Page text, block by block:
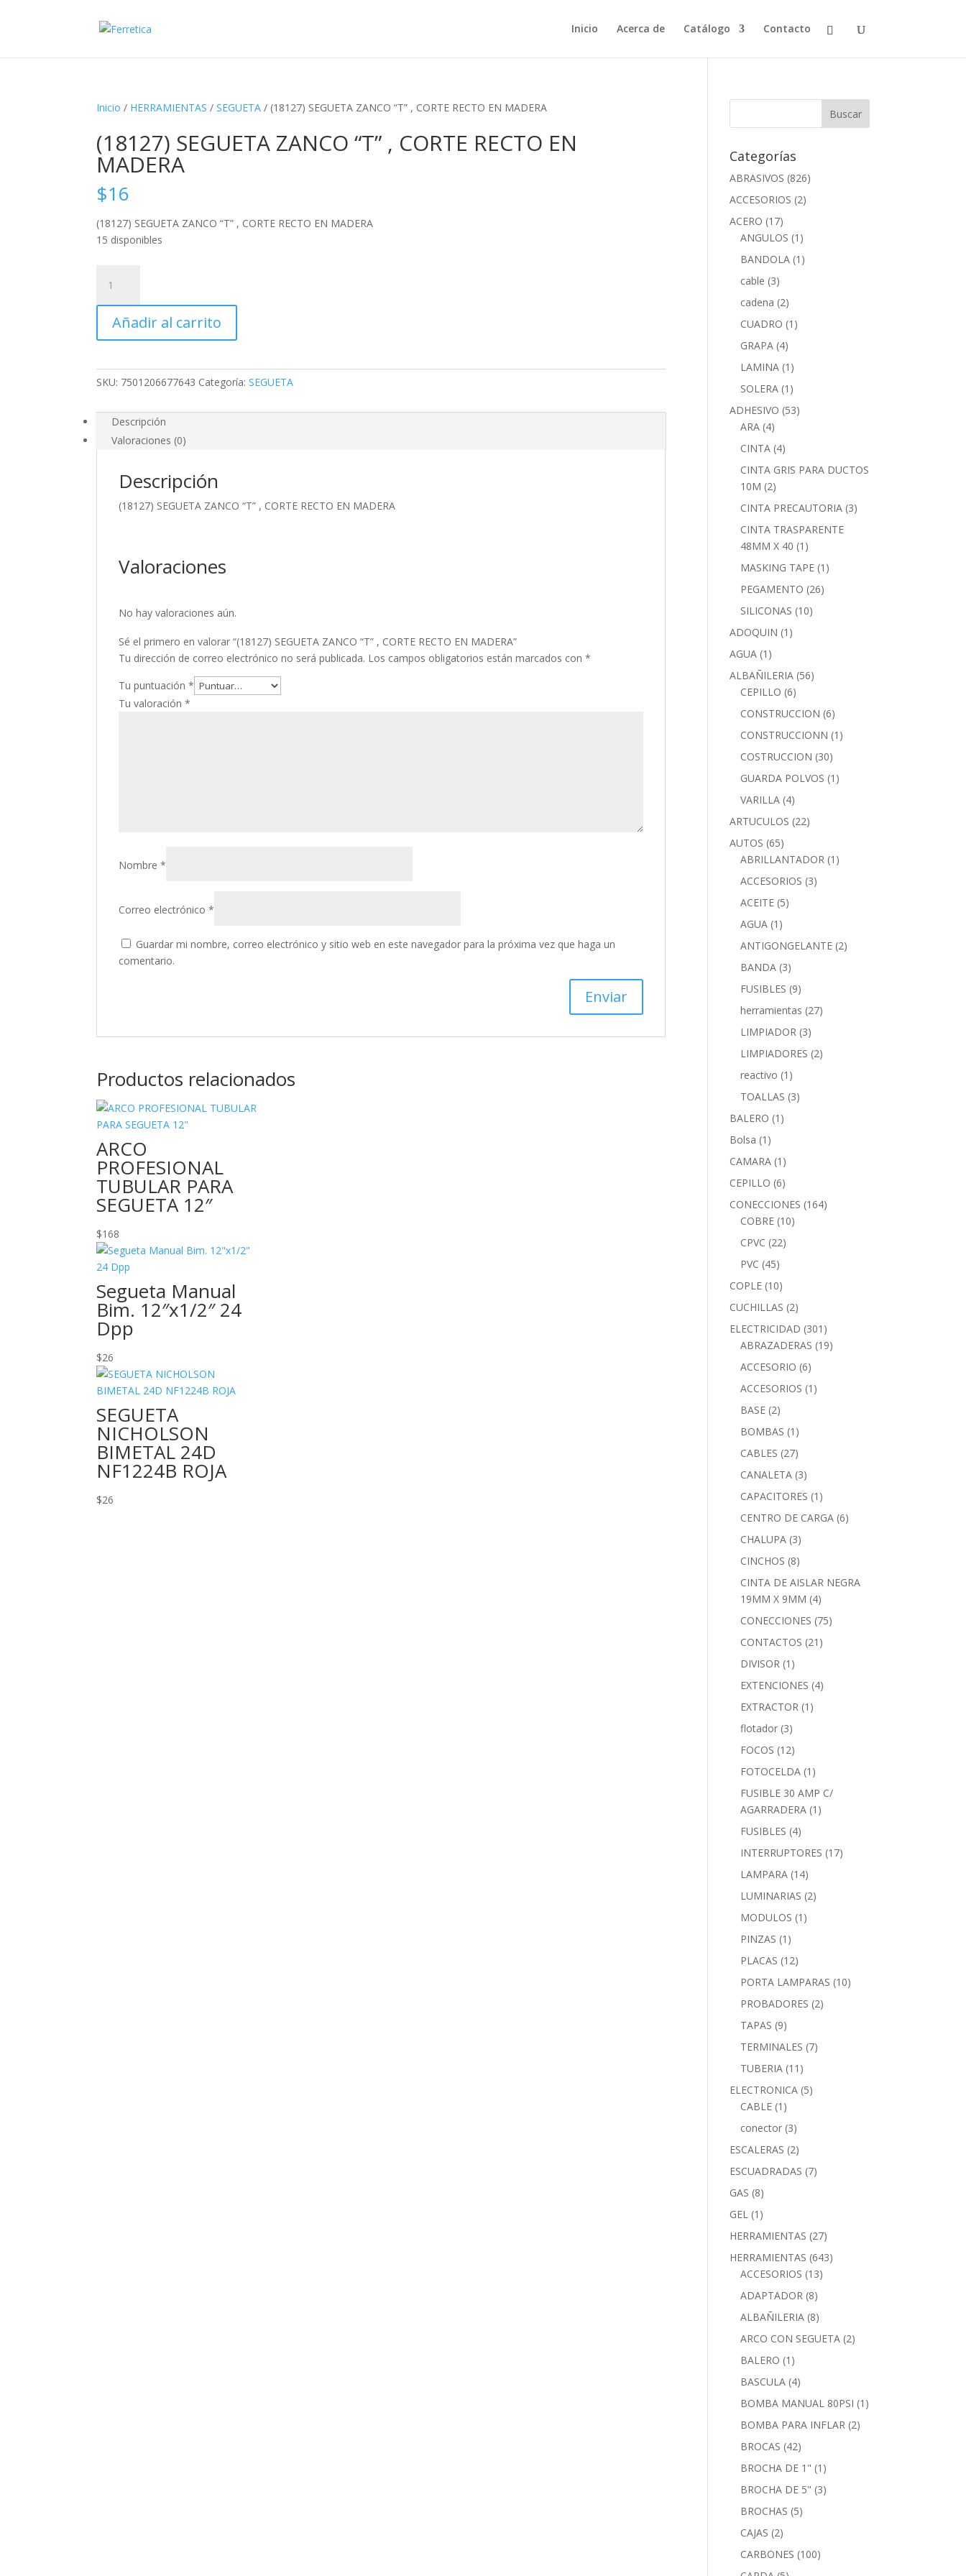
Inicio Acerca de Catálogo Contacto
Inicio / HERRAMIENTAS /SEGUETA / (18127) SEGUETA ZANCO “T” , CORTE RECTO EN MADERA
(18127) SEGUETA ZANCO “T” , CORTE RECTO EN
MADERA
$16
(18127) SEGUETA ZANCO “T” , CORTE RECTO EN MADERA
15 disponibles
SEGUETA
ZANCO
,
RECTO
EN
cantidad
Añadir al carrito
SKU: 7501206677643 Categoría:SEGUETA
Descripción
Valoraciones (0)
Descripción
(18127) SEGUETA ZANCO “T” , CORTE RECTO EN MADERA
Valoraciones
No hay valoraciones aún.
Sé el primero en valorar “(18127) SEGUETA ZANCO “T” , CORTE RECTO EN MADERA”
Tu dirección de correo electrónico no será publicada. Los campos obligatorios están marcados con*
Tu puntuación*
Tu valoración*
Nombre*
Correo electrónico*
Guardar mi nombre, correo electrónico y sitio web en este navegador para la próxima vez que haga un
comentario.
Productos relacionados
ARCO
PROFESIONAL
TUBULAR PARA
SEGUETA 12″
$168
Segueta Manual
Bim. 12″x1/2″ 24
Dpp
$26
SEGUETA
NICHOLSON
BIMETAL 24D
NF1224B ROJA
$26
Categorías
ABRASIVOS (826)
ACCESORIOS (2)
ACERO (17)
ANGULOS (1)
BANDOLA (1)
cable (3)
cadena (2)
CUADRO (1)
GRAPA (4)
LAMINA (1)
SOLERA (1)
ADHESIVO (53)
ARA (4)
CINTA (4)
CINTA GRIS PARA DUCTOS
10M (2)
CINTA PRECAUTORIA (3)
CINTA TRASPARENTE
48MM X 40 (1)
MASKING TAPE (1)
PEGAMENTO (26)
SILICONAS (10)
ADOQUIN (1)
AGUA (1)
ALBAÑILERIA (56)
CEPILLO (6)
CONSTRUCCION (6)
CONSTRUCCIONN (1)
COSTRUCCION (30)
GUARDA POLVOS (1)
VARILLA (4)
ARTUCULOS (22)
AUTOS (65)
ABRILLANTADOR (1)
ACCESORIOS (3)
ACEITE (5)
AGUA (1)
ANTIGONGELANTE (2)
BANDA (3)
FUSIBLES (9)
herramientas (27)
LIMPIADOR (3)
LIMPIADORES (2)
reactivo (1)
TOALLAS (3)
BALERO (1)
Bolsa (1)
CAMARA (1)
CEPILLO (6)
CONECCIONES (164)
COBRE (10)
CPVC (22)
PVC (45)
COPLE (10)
CUCHILLAS (2)
ELECTRICIDAD (301)
ABRAZADERAS (19)
ACCESORIO (6)
ACCESORIOS (1)
BASE (2)
BOMBAS (1)
CABLES (27)
CANALETA (3)
CAPACITORES (1)
CENTRO DE CARGA (6)
CHALUPA (3)
CINCHOS (8)
CINTA DE AISLAR NEGRA
19MM X 9MM (4)
CONECCIONES (75)
CONTACTOS (21)
DIVISOR (1)
EXTENCIONES (4)
EXTRACTOR (1)
flotador (3)
FOCOS (12)
FOTOCELDA (1)
FUSIBLE 30 AMP C/
AGARRADERA (1)
FUSIBLES (4)
INTERRUPTORES (17)
LAMPARA (14)
LUMINARIAS (2)
MODULOS (1)
PINZAS (1)
PLACAS (12)
PORTA LAMPARAS (10)
PROBADORES (2)
TAPAS (9)
TERMINALES (7)
TUBERIA (11)
ELECTRONICA (5)
CABLE (1)
conector (3)
ESCALERAS (2)
ESCUADRADAS (7)
GAS (8)
GEL (1)
HERRAMIENTAS (27)
HERRAMIENTAS (643)
ACCESORIOS (13)
ADAPTADOR (8)
ALBAÑILERIA (8)
ARCO CON SEGUETA (2)
BALERO (1)
BASCULA (4)
BOMBA MANUAL 80PSI (1)
BOMBA PARA INFLAR (2)
BROCAS (42)
BROCHA DE 1" (1)
BROCHA DE 5" (3)
BROCHAS (5)
CAJAS (2)
CARBONES (100)